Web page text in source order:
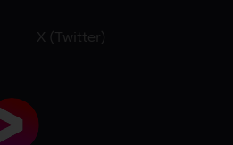
X (Twitter)